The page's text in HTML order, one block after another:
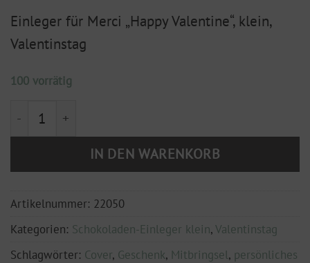
Einleger für Merci „Happy Valentine“, klein,
Valentinstag
100 vorrätig
Einleger für Merci "Happy Valentine", klein Menge
IN DEN WARENKORB
Artikelnummer: 22050
Kategorien: Schokoladen-Einleger klein,Valentinstag
Schlagwörter: Cover, Geschenk, Mitbringsel, persönliches